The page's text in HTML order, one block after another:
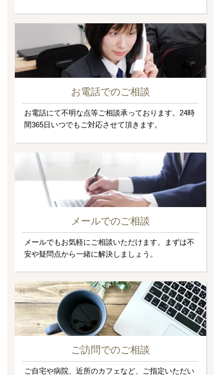
お電話でのご相談
お電話にて不明な点等ご相談承っております。24時
間365日いつでもご対応させて頂きます。
メールでのご相談
メールでもお気軽にご相談いただけます。まずは不
安や疑問点から一緒に解決しましょう。
ご訪問でのご相談
ご自宅や病院、近所のカフェなど、ご指定いただい